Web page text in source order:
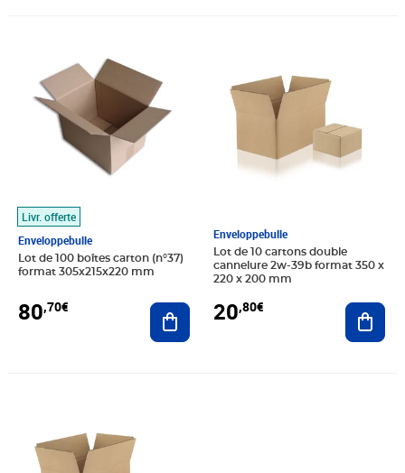
Livr. offerte
Enveloppebulle
Lot de 100 boîtes carton (n°37)
format 305x215x220 mm
80,70€ Ajouter au panier
Enveloppebulle
Lot de 10 cartons double
cannelure 2w-39b format 350 x
220 x 200 mm
20,80€